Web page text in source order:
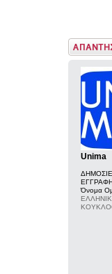
Δημιουργία
απάντησης
Unima
Όνομα